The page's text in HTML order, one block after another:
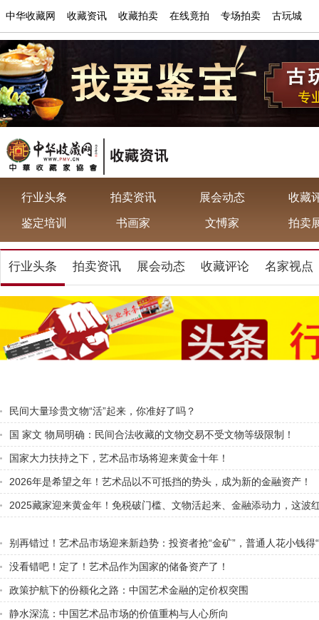
中华收藏网 收藏资讯 收藏拍卖 在线竟拍 专场拍卖 古玩城
行业头条 拍卖资讯 展会动态 收藏
鉴定培训 书画家 文愽家 拍卖
行业头条 拍卖资讯 展会动态 收藏评论 名家视点
民间大量珍贵文物“活”起来，你准好了吗？
国 家文 物局明确：民间合法收藏的文物交易不受文物等级限制！
国家大力扶持之下，艺术品市场将迎来黄金十年！
2026年是希望之年！艺术品以不可抵挡的势头，成为新的金融资产！
2025藏家迎来黄金年！免税破门槛、文物活起来、金融添动力，这波
别再错过！艺术品市场迎来新趋势：投资者抢“金矿”，普通人花小钱得
没看错吧！定了！艺术品作为国家的储备资产了！
政策护航下的份额化之路：中国艺术金融的定价权突围
静水深流：中国艺术品市场的价值重构与人心所向